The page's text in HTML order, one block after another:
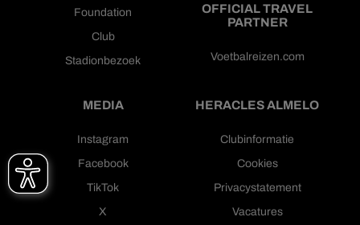
Foundation
Club
Stadionbezoek
OFFICIAL TRAVEL
PARTNER
Voetbalreizen.com
MEDIA
Instagram
Facebook
TikTok
X
HERACLES ALMELO
Clubinformatie
Cookies
Privacystatement
Vacatures